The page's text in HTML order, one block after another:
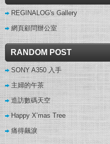
REGINALOG's Gallery
網頁顧問辦公室
RANDOM POST
SONY A350 入手
主婦的午茶
造訪數碼天空
Happy X’mas Tree
痛得飆淚